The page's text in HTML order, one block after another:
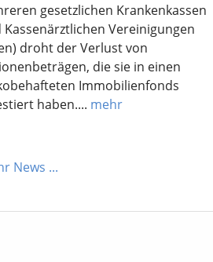
gesetzlichen Krankenkassen
Kassenärztlichen Vereinigungen
droht der Verlust von
die sie in einen
Immobilienfonds
haben.... mehr
News ...